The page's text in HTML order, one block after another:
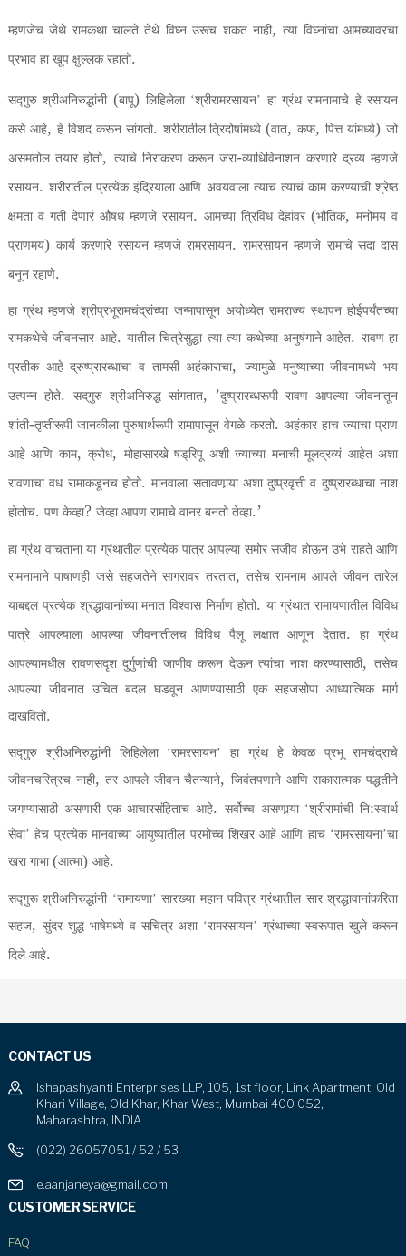
म्हणजेच जेथे रामकथा चालते तेथे विघ्न उरूच शकत नाही,त्या विघ्नांचा आमच्यावरचा
प्रभाव हा खूप क्षुल्लक रहातो.
सद्गुरु श्रीअनिरुद्धांनी (बापू)लिहिलेला ‘श्रीरामरसायन’ हा ग्रंथ रामनामाचे हे रसायन
कसे आहे, हे विशद करून सांगतो. शरीरातील त्रिदोषांमध्ये(वात,कफ,पित्त यांमध्ये)जो
असमतोल तयार होतो, त्याचे निराकरण करून जरा-व्याधिविनाशन करणारे द्रव्य म्हणजे
रसायन.शरीरातील प्रत्येक इंद्रियाला आणि अवयवाला त्याचं त्याचं काम करण्याची श्रेष्ठ
क्षमता व गती देणारं औषध म्हणजे रसायन. आमच्या त्रिविध देहांवर (भौतिक, मनोमय व
प्राणमय)कार्य करणारे रसायन म्हणजे रामरसायन.रामरसायन म्हणजे रामाचे सदा दास
बनून रहाणे.
हा ग्रंथ म्हणजे श्रीप्रभूरामचंद्रांच्या जन्मापासून अयोध्येत रामराज्य स्थापन होईपर्यंतच्या
रामकथेचे जीवनसार आहे.यातील चित्रेसुद्धा त्या त्या कथेच्या अनुषंगाने आहेत. रावण हा
प्रतीक आहे द्रुष्प्रारब्धाचा व तामसी अहंकाराचा,ज्यामुळे मनुष्याच्या जीवनामध्ये भय
उत्पन्न होते. सद्‌गुरु श्रीअनिरुद्ध सांगतात, ’दुष्प्रारब्धरूपी रावण आपल्या जीवनातून
शांती-तृप्तीरूपी जानकीला पुरुषार्थरूपी रामापासून वेगळे करतो. अहंकार हाच ज्याचा प्राण
आहे आणि काम,क्रोध, मोहासारखे षड्‌रिपू अशी ज्याच्या मनाची मूलद्रव्यं आहेत अशा
रावणाचा वध रामाकडूनच होतो.मानवाला सतावणार्‍या अशा दुष्प्रवृत्ती व दुष्प्रारब्धाचा नाश
होतोच. पण केव्हा? जेव्हा आपण रामाचे वानर बनतो तेव्हा.’
हा ग्रंथ वाचताना या ग्रंथातील प्रत्येक पात्र आपल्या समोर सजीव होऊन उभे राहते आणि
रामनामाने पाषाणही जसे सहजतेने सागरावर तरतात, तसेच रामनाम आपले जीवन तारेल
याबद्दल प्रत्येक श्रद्धावानांच्या मनात विश्‍वास निर्माण होतो. या ग्रंथात रामायणातील विविध
पात्रे आपल्याला आपल्या जीवनातीलच विविध पैलू लक्षात आणून देतात.हा ग्रंथ
आपल्यामधील रावणसदृश दुर्गुणांची जाणीव करून देऊन त्यांचा नाश करण्यासाठी,तसेच
आपल्या जीवनात उचित बदल घडवून आणण्यासाठी एक सहजसोपा आध्यात्मिक मार्ग
दाखवितो.
सद्गुरु श्रीअनिरुद्धांनी लिहिलेला ‘रामरसायन’ हा ग्रंथ हे केवळ प्रभू रामचंद्राचे
जीवनचरित्रच नाही,तर आपले जीवन चैतन्याने,जिवंतपणाने आणि सकारात्मक पद्धतीने
जगण्यासाठी असणारी एक आचारसंहिताच आहे. सर्वोच्च असणार्‍या ‘श्रीरामांची नि:स्वार्थ
सेवा’ हेच प्रत्येक मानवाच्या आयुष्यातील परमोच्च शिखर आहे आणि हाच ‘रामरसायना’चा
खरा गाभा (आत्मा) आहे.
सद्गुरू श्रीअनिरुद्धांनी ‘रामायणा’ सारख्या महान पवित्र ग्रंथातील सार श्रद्धावानांकरिता
सहज, सुंदर शुद्ध भाषेमध्ये व सचित्र अशा ‘रामरसायन’ ग्रंथाच्या स्वरूपात खुले करून
दिले आहे.
CONTACT US
Ishapashyanti Enterprises LLP, 105, 1st floor, Link Apartment, Old
Khari Village, Old Khar, Khar West, Mumbai 400 052,
Maharashtra, INDIA
(022) 26057051 / 52 / 53
e.aanjaneya@gmail.com
CUSTOMER SERVICE
FAQ